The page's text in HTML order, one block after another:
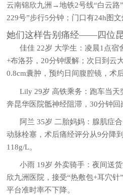
云南锦欣九洲→地铁2号线“白云路
229号”步行5分钟；门口有24h图
她们这样告别痛经——四位
佳佳 22岁 大学生 ：凌晨1点宿
+布洛芬，20分钟缓解；次日到云
0.8cm囊肿，预约日间腹腔镜，术
Lily 29岁 高铁乘务 ：跑车当
奔昆华医院骶神经阻滞，30分钟回
阿兰 35岁 二胎妈妈 ：腺肌症
动脉栓塞，术后痛经评分从9分降
118g/L。
小雨 19岁 外卖骑手 ：夜间送
欣九洲医院，接受“热敷包+耳穴针
平台准时率不下降。